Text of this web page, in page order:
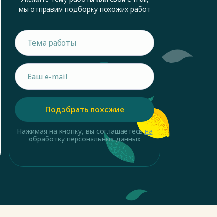
мы отправим подборку похожих работ
Подобрать похожие
Нажимая на кнопку, вы соглашаетесьна
обработку персональных данных